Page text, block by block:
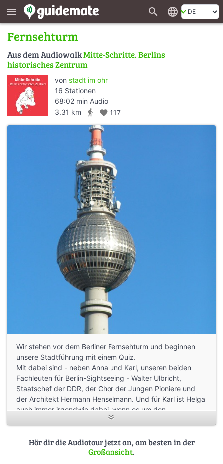
menu search language
Fernsehturm
Aus dem AudiowalkMitte-Schritte. Berlins
historisches Zentrum
von stadt im ohr
16 Stationen
68:02 min Audio
3.31 km
directions_walk favorite 117
Wir stehen vor dem Berliner Fernsehturm und beginnen
unsere Stadtführung mit einem Quiz.
Mit dabei sind - neben Anna und Karl, unseren beiden
Fachleuten für Berlin-Sightseeing - Walter Ulbricht,
Staatschef der DDR, der Chor der Jungen Pioniere und
der Architekt Hermann Henselmann. Und für Karl ist Helga
auch immer irgendwie dabei, wenn es um den
Hör dir die Audiotour jetzt an, am besten in der
Großansicht.